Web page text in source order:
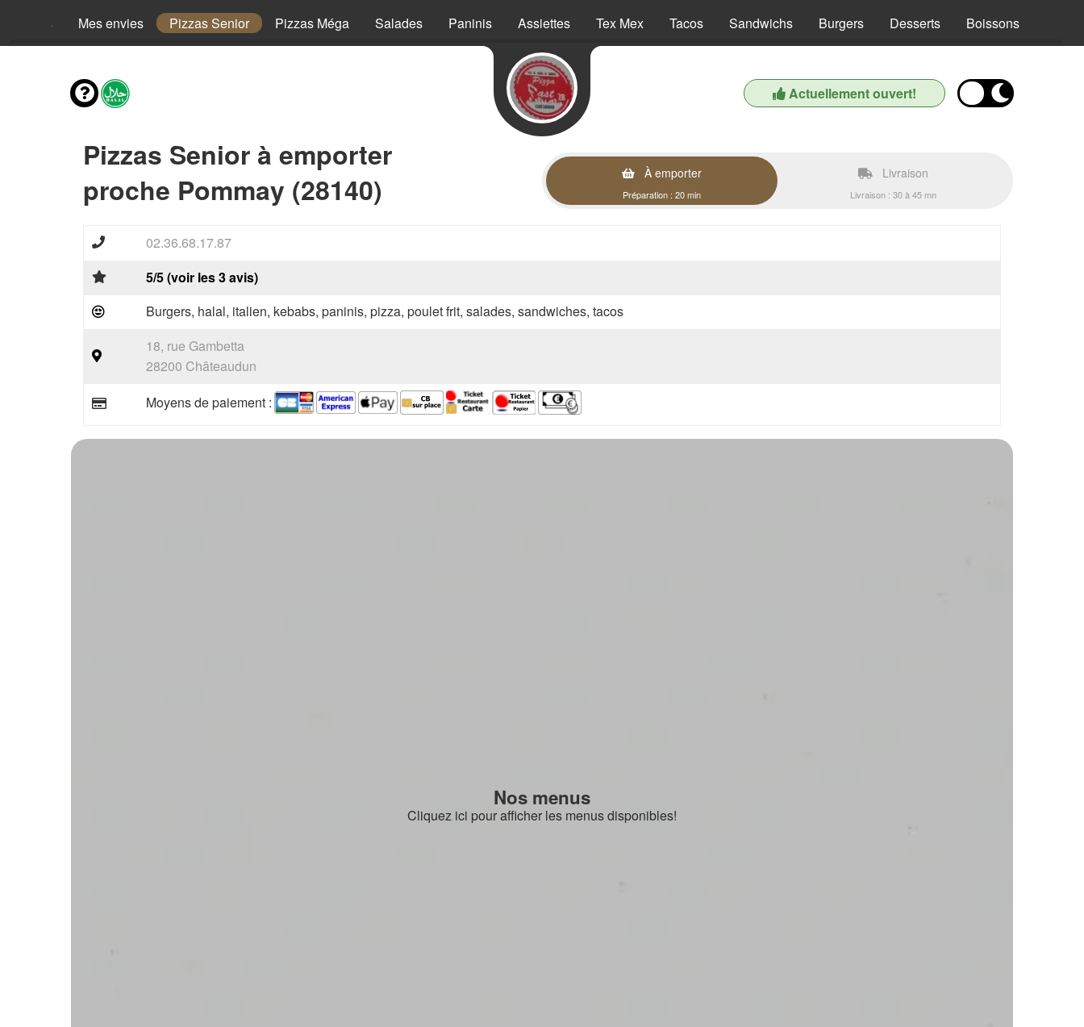
Menus Mes envies Pizzas Senior Pizzas Méga Salades Paninis Assiettes Tex Mex Tacos Sandwichs Burgers Desserts Boissons
Actuellement ouvert!
Pizzas Senior à emporter
proche Pommay (28140)
À emporter
Préparation : 20 min
Livraison
Livraison : 30 à 45 mn
02.36.68.17.87
5/5 (voir les 3 avis)
Burgers, halal, italien, kebabs, paninis, pizza, poulet frit, salades, sandwiches, tacos
18, rue Gambetta
28200 Châteaudun
Moyens de paiement :
Nos menus
Cliquez ici pour afficher les menus disponibles!